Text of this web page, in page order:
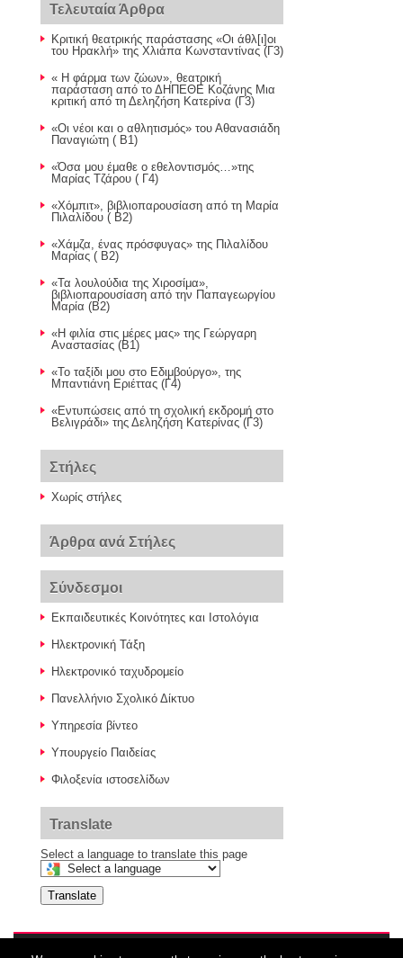
Τελευταία Άρθρα
Κριτική θεατρικής παράστασης «Οι άθλ[ι]οι
του Ηρακλή» της Χλιάπα Κωνσταντίνας (Γ3)
« Η φάρμα των ζώων», θεατρική
παράσταση από το ΔΗΠΕΘΕ Κοζάνης Μια
κριτική από τη Δεληζήση Κατερίνα (Γ3)
«Οι νέοι και ο αθλητισμός» του Αθανασιάδη
Παναγιώτη ( Β1)
«Όσα μου έμαθε ο εθελοντισμός…»της
Μαρίας Τζάρου ( Γ4)
«Χόμπιτ», βιβλιοπαρουσίαση από τη Μαρία
Πιλαλίδου ( Β2)
«Χάμζα, ένας πρόσφυγας» της Πιλαλίδου
Μαρίας ( Β2)
«Τα λουλούδια της Χιροσίμα»,
βιβλιοπαρουσίαση από την Παπαγεωργίου
Μαρία (Β2)
«Η φιλία στις μέρες μας» της Γεώργαρη
Αναστασίας (Β1)
«Το ταξίδι μου στο Εδιμβούργο», της
Μπαντιάνη Εριέττας (Γ4)
«Εντυπώσεις από τη σχολική εκδρομή στο
Βελιγράδι» της Δεληζήση Κατερίνας (Γ3)
Στήλες
Χωρίς στήλες
Άρθρα ανά Στήλες
Σύνδεσμοι
Εκπαιδευτικές Κοινότητες και Ιστολόγια
Ηλεκτρονική Τάξη
Ηλεκτρονικό ταχυδρομείο
Πανελλήνιο Σχολικό Δίκτυο
Υπηρεσία βίντεο
Υπουργείο Παιδείας
Φιλοξενία ιστοσελίδων
Translate
Select a language to translate this page
Translate